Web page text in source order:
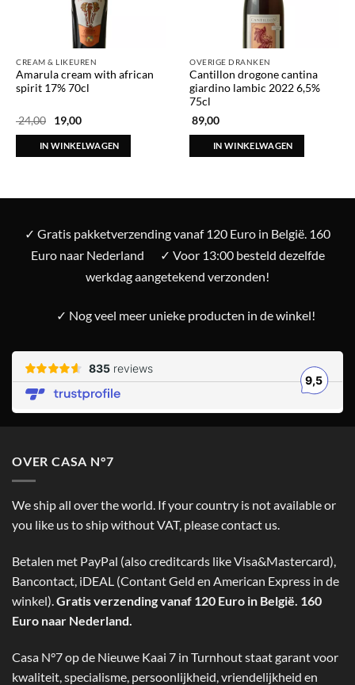
CREAM & LIKEUREN
Amarula cream with african
spirit 17% 70cl
24,00
Oorspronkelijke
prijs
was:
€ 24,00.
19,00Huidige
is:
€ 19,00.
IN WINKELWAGEN
OVERIGE DRANKEN
Cantillon drogone cantina
giardino lambic 2022 6,5%
75cl
89,00
IN WINKELWAGEN
✓ Gratis pakketverzending vanaf 120 Euro in België. 160
Euro naar Nederland
✓ Voor 13:00 besteld dezelfde
werkdag aangetekend verzonden!
✓ Nog veel meer unieke producten in de winkel!
OVER CASA N°7
We ship all over the world. If your country is not available or
you like us to ship without VAT, please contact us.
Betalen met PayPal (also creditcards like Visa&Mastercard),
Bancontact, iDEAL (Contant Geld en American Express in de
winkel). Gratis verzending vanaf 120 Euro in België. 160
Euro naar Nederland.
Casa N°7 op de Nieuwe Kaai 7 in Turnhout staat garant voor
kwaliteit, specialisme, persoonlijkheid, vriendelijkheid en